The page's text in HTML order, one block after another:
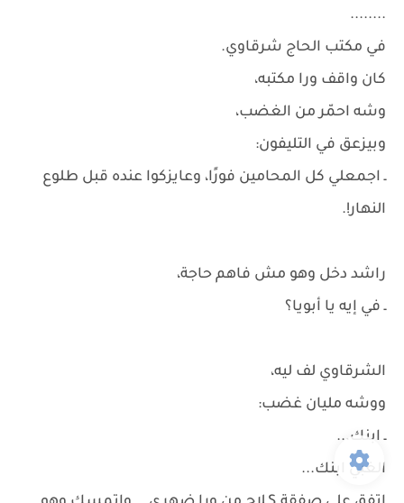
........
في مكتب الحاج شرقاوي.
كان واقف ورا مكتبه،
وشه احمّر من الغضب،
وبيزعق في التليفون:
ـ اجمعلي كل المحامين فورًا، وعايزكوا عنده قبل طلوع
النهار!.
راشد دخل وهو مش فاهم حاجة،
ـ في إيه يا أبويا؟
الشرقاوي لف ليه،
ووشه مليان غضب:
ـ ابنك...
الغبي ابنك...